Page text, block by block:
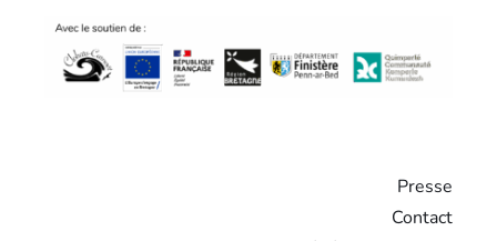
Presse
Contact